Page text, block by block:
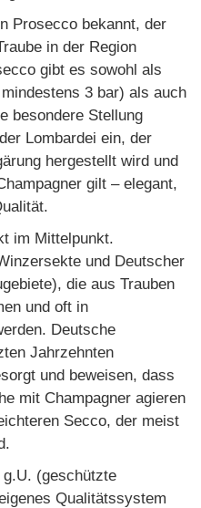
Prosecco bekannt, der
in der Region
gibt es sowohl als
3 bar) als auch
besondere Stellung
Lombardei ein, der
hergestellt wird und
gilt – elegant,
im Mittelpunkt.
und Deutscher
die aus Trauben
und oft in
Deutsche
Jahrzehnten
und beweisen, dass
mit Champagner agieren
Secco, der meist
(geschützte
Qualitätssystem